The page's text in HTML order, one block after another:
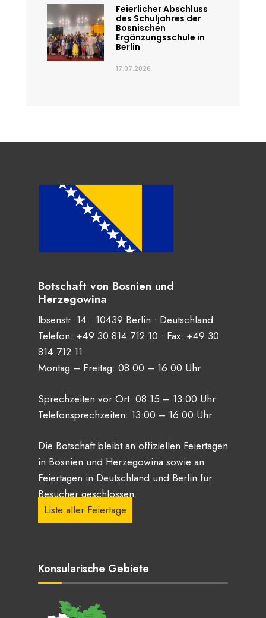
Feierlicher Abschluss
des Schuljahres der
Bosnischen
Ergänzungsschule in
Berlin
17.07.2026
Botschaft von Bosnien und
Herzegowina
Ibsenstr. 14 • 10439 Berlin • Deutschland
Telefon: +49 30 814 712 10 • Fax: +49 30
814 712 11
Montag – Freitag: 08:00 – 16:00 Uhr
Sprechzeiten vor Ort: 08:15 – 13:00 Uhr
Telefonsprechzeiten: 13:00 – 16:00 Uhr
Die Botschaft bleibt an offiziellen Feiertagen
in Bosnien und Herzegowina sowie an
Feiertagen in Deutschland und Berlin für
Besucher geschlossen.
Liste aller Feiertage
Konsularische Gebiete